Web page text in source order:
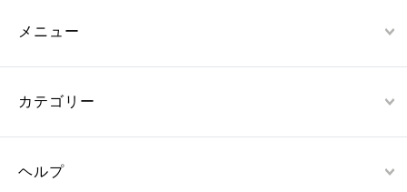
メニュー
カテゴリー
ヘルプ